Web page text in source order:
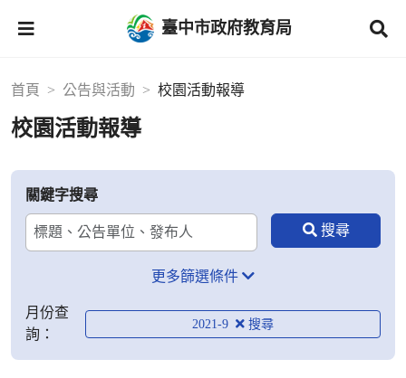
臺中市政府教育局
首頁 公告與活動 校園活動報導
校園活動報導
關鍵字搜尋
更多篩選條件
月份查
詢：
2021-9